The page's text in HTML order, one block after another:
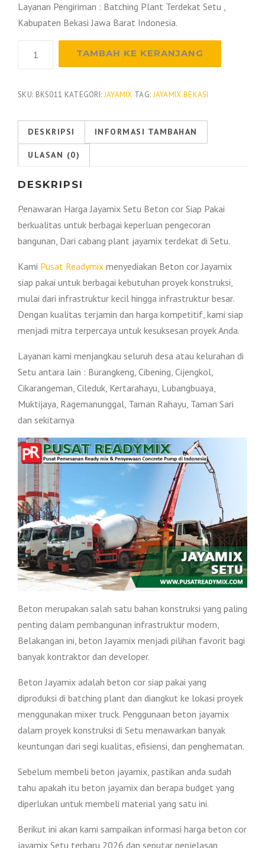
Layanan Pengiriman : Batching Plant Terdekat Setu ,
Kabupaten Bekasi Jawa Barat Indonesia.
Jayamix
2026
TAMBAH KE KERANJANG
SKU: BKS011 KATEGORI: JAYAMIX TAG: JAYAMIX BEKASI
DESKRIPSI INFORMASI TAMBAHAN
ULASAN (0)
DESKRIPSI
Penawaran Harga Jayamix Setu Beton cor Siap Pakai
berkualitas untuk berbagai keperluan pengecoran
bangunan, Dari cabang plant jayamix terdekat di Setu.
Kami Pusat Readymix menyediakan Beton cor Jayamix
siap pakai untuk berbagai kebutuhan proyek konstruksi,
mulai dari infrastruktur kecil hingga infrastruktur besar.
Dengan kualitas terjamin dan harga kompetitif, kami siap
menjadi mitra terpercaya untuk kesuksesan proyek Anda.
Layanan kami menjangkau seluruh desa atau kelurahan di
Setu antara lain : Burangkeng, Cibening, Cijengkol,
Cikarangeman, Cileduk, Kertarahayu, Lubangbuaya,
Muktijaya, Ragemanunggal, Taman Rahayu, Taman Sari
dan sekitarnya
Beton merupakan salah satu bahan konstruksi yang paling
penting dalam pembangunan infrastruktur modern,
Belakangan ini, beton Jayamix menjadi pilihan favorit bagi
banyak kontraktor dan developer.
Beton Jayamix adalah beton cor siap pakai yang
diproduksi di batching plant dan diangkut ke lokasi proyek
menggunakan mixer truck. Penggunaan beton jayamix
dalam proyek konstruksi di Setu menawarkan banyak
keuntungan dari segi kualitas, efisiensi, dan penghematan.
Sebelum membeli beton jayamix, pastikan anda sudah
tahu apakah itu beton jayamix dan berapa budget yang
diperlukan untuk membeli material yang satu ini.
Berikut ini akan kami sampaikan informasi harga beton cor
jayamix Setu terbaru 2026 dan seputar penjelasan